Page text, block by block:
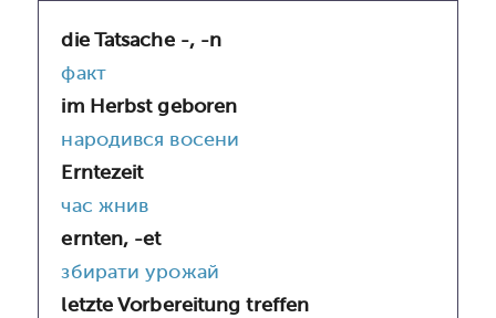
die Tatsache -, -n
факт
im Herbst geboren
народився восени
Erntezeit
час жнив
ernten, -et
збирати урожай
letzte Vorbereitung treffen